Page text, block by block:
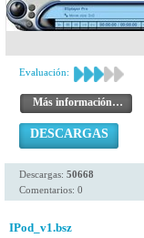
Evaluación:
Más información…
DESCARGAS
Descargas: 50668
Comentarios: 0
IPod_v1.bsz